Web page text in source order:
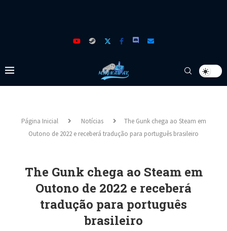
Página Inicial Notícias
The Gunk chega ao Steam em
Outono de 2022 e receberá tradução para português brasileiro
The Gunk chega ao Steam em
Outono de 2022 e receberá
tradução para português
brasileiro